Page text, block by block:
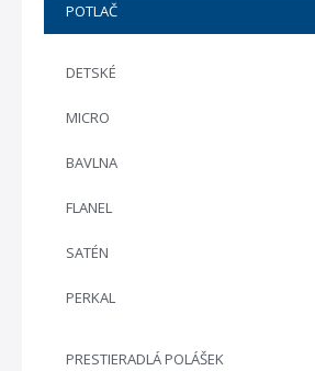
POTLAČ
DETSKÉ
MICRO
BAVLNA
FLANEL
SATÉN
PERKAL
PRESTIERADLÁ POLÁŠEK